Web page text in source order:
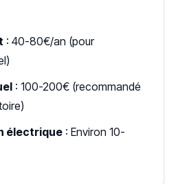
: 40-80€/an (pour
: 100-200€ (recommandé
électrique : Environ 10-